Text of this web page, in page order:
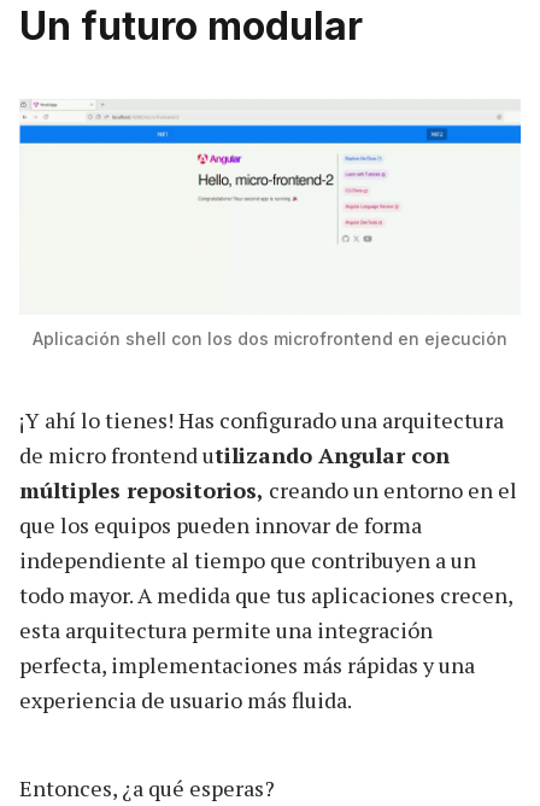
Un futuro modular
Aplicación shell con los dos microfrontend en ejecución
¡Y ahí lo tienes! Has configurado una arquitectura
de micro frontend utilizando Angular con
múltiples repositorios, creando un entorno en el
que los equipos pueden innovar de forma
independiente al tiempo que contribuyen a un
todo mayor. A medida que tus aplicaciones crecen,
esta arquitectura permite una integración
perfecta, implementaciones más rápidas y una
experiencia de usuario más fluida.
Entonces, ¿a qué esperas?